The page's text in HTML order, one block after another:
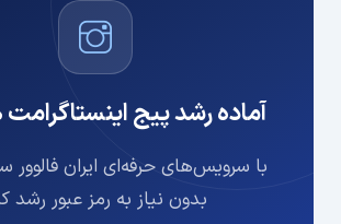
آماده رشد پیج
با سرویس‌های حرفه‌ای ایران فالوور
بدون نیاز به رمز عبور رشد